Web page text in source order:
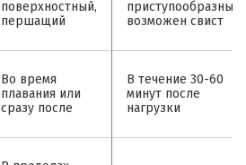
поверхностный,
першащий
приступообразный,
возможен свист
Во время
плавания или
сразу после
В течение 30-60
минут после
нагрузки